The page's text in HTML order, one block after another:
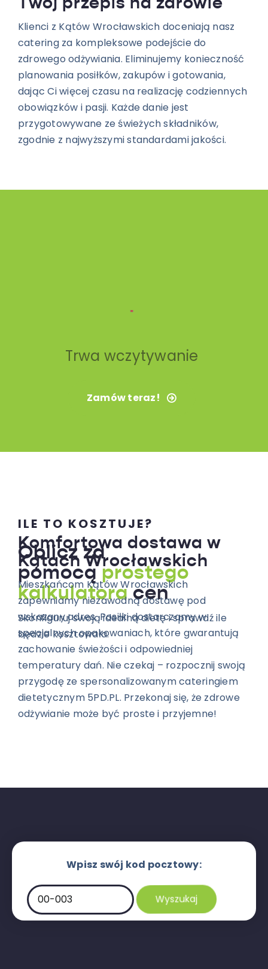
Twój przepis na zdrowie
Klienci z Kątów Wrocławskich doceniają nasz
catering za kompleksowe podejście do
zdrowego odżywiania. Eliminujemy konieczność
planowania posiłków, zakupów i gotowania,
dając Ci więcej czasu na realizację codziennych
obowiązków i pasji. Każde danie jest
przygotowywane ze świeżych składników,
zgodnie z najwyższymi standardami jakości.
ILE TO KOSZTUJE?
Oblicz za
pomocą prostego
kalkulatoracen
Skonfiguruj swoją idealną dietę i sprawdź ile
będzie kosztowała.
Trwa wczytywanie
Zamów teraz!
Komfortowa dostawa w
Kątach Wrocławskich
Mieszkańcom Kątów Wrocławskich
zapewniamy niezawodną dostawę pod
wskazany adres. Posiłki dostarczamy w
specjalnych opakowaniach, które gwarantują
zachowanie świeżości i odpowiedniej
temperatury dań. Nie czekaj – rozpocznij swoją
przygodę ze spersonalizowanym cateringiem
dietetycznym 5PD.PL. Przekonaj się, że zdrowe
odżywianie może być proste i przyjemne!
Wpisz swój kod pocztowy: